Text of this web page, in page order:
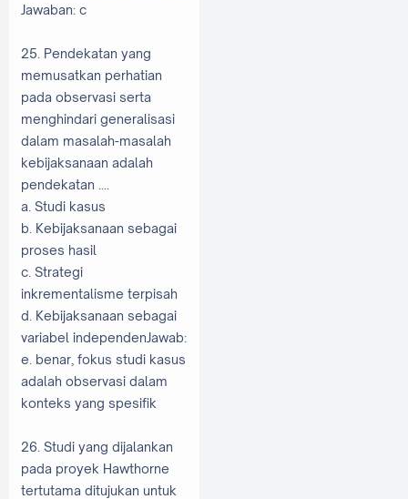
Jawaban: c
25. Pendekatan yang
memusatkan perhatian
pada observasi serta
menghindari generalisasi
dalam masalah-masalah
kebijaksanaan adalah
pendekatan ....
a. Studi kasus
b. Kebijaksanaan sebagai
proses hasil
c. Strategi
inkrementalisme terpisah
d. Kebijaksanaan sebagai
variabel independenJawab:
e. benar, fokus studi kasus
adalah observasi dalam
konteks yang spesifik
26. Studi yang dijalankan
pada proyek Hawthorne
tertutama ditujukan untuk